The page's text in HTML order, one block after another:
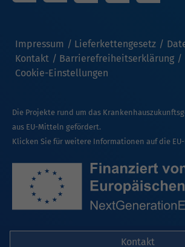
Kontakt
Impressum Lieferkettengesetz
Kontakt
Barrierefreiheitserklärung
Cookie-Einstellungen
Die Projekte rund um das
aus EU-Mitteln gefördert.
Klicken Sie für weitere Informationen auf die EU-